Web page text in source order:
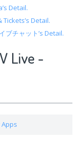
Detail.
Detail.
ブチャット’s Detail.
Live -